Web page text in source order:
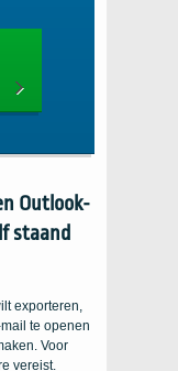
Outlook-
staand
exporteren,
te openen
Voor
vereist.